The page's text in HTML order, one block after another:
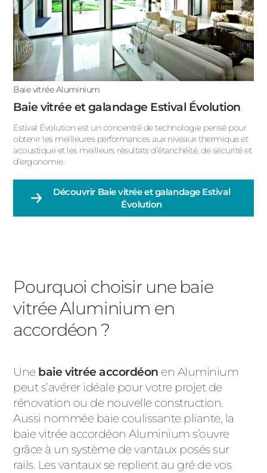
Baie vitrée Aluminium
Baie vitrée et galandage Estival Évolution
Estival Évolution est un concentré de technologie pensé pour
obtenir les meilleures performances aux niveaux thermique et
acoustique et les meilleurs résultats d’étanchéité, de sécurité et
d’ergonomie.
Découvrir Baie vitrée et galandage Estival
Évolution
Pourquoi choisir une baie
vitrée Aluminium en
accordéon ?
Une baie vitrée accordéon en Aluminium
peut s’avérer idéale pour votre projet de
rénovation ou de nouvelle construction.
Aussi nommée baie coulissante pliante, la
baie vitrée accordéon Aluminium s’ouvre
grâce à un système de vantaux posés sur
rails. Les vantaux se replient au gré de vos